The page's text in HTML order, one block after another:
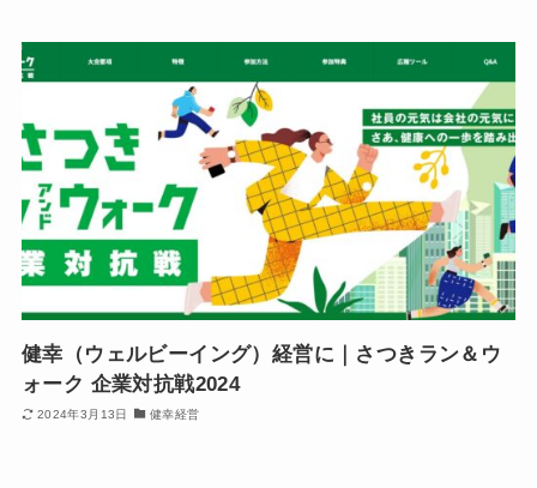
健幸（ウェルビーイング）経営に｜さつきラン＆ウ
ォーク 企業対抗戦2024
2024年3月13日 健幸経営